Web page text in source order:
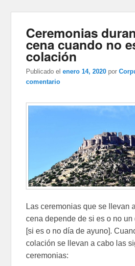
Ceremonias
cena cuando no
colación
Publicado el enero 14, 2020 por
comentario
Las ceremonias que se llevan
cena depende de si es o no
[si es o no día de ayuno].
colación se llevan a cabo las
ceremonias: